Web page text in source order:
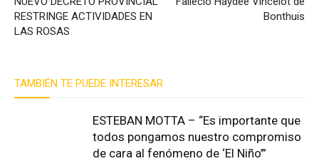
RESTRINGE ACTIVIDADES EN
LAS ROSAS
Bonthuis
TAMBIÉN TE PUEDE INTERESAR
ESTEBAN MOTTA – “Es importante que
todos pongamos nuestro compromiso
de cara al fenómeno de ‘El Niño’”